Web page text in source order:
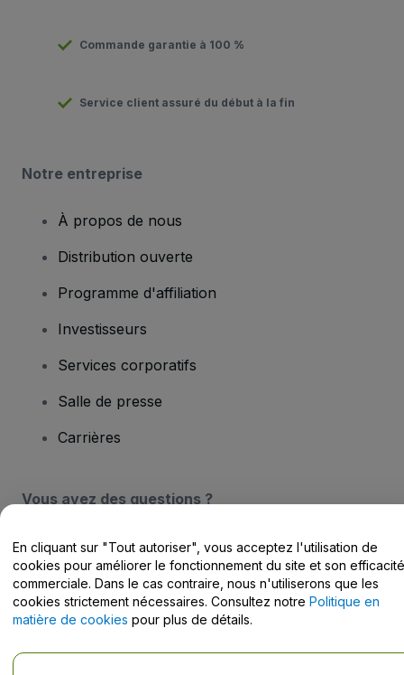
Commande garantie à 100 %
Service client assuré du début à la fin
Notre entreprise
À propos de nous
Distribution ouverte
Programme d'affiliation
Investisseurs
Services corporatifs
Salle de presse
Carrières
Vous avez des questions ?
Centre d'assistance / Nous contacter
Copyright © viagogo Entertainment Inc 2026 Informations sur
En cliquant sur "Tout autoriser", vous acceptez l'utilisation de
cookies pour améliorer le fonctionnement du site et son efficacité
commerciale. Dans le cas contraire, nous n'utiliserons que les
cookies strictement nécessaires. Consultez notre Politique en
matière de cookies pour plus de détails.